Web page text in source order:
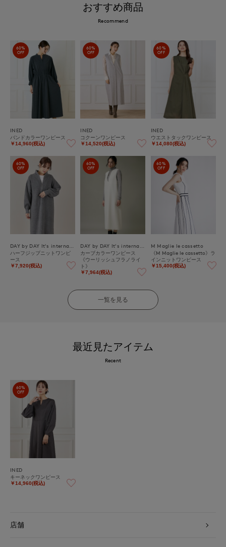
おすすめ商品
Recommend
60%
OFF
INED
バンドカラーワンピース
￥14,960(税込)
60%
OFF
INED
コクーンワンピース
￥14,520(税込)
60%
OFF
INED
ウエストタックワンピース
￥14,080(税込)
60%
OFF
ハーフジップニットワンピ
ース
￥7,920(税込)
60%
OFF
カーブカラーワンピース
《ウーリッシュフラノライ
ト》
￥7,964(税込)
60%
OFF
M Maglie le cassetto
《M Maglie le cassetto》ラ
インニットワンピース
￥15,400(税込)
一覧を見る
最近見たアイテム
Recent
60%
OFF
INED
キーネックワンピース
￥14,960(税込)
店舗